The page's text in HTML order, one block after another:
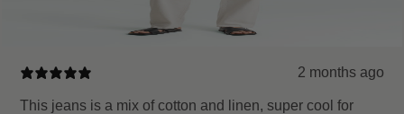
2 months ago
This jeans is a mix of cotton and linen, super cool for